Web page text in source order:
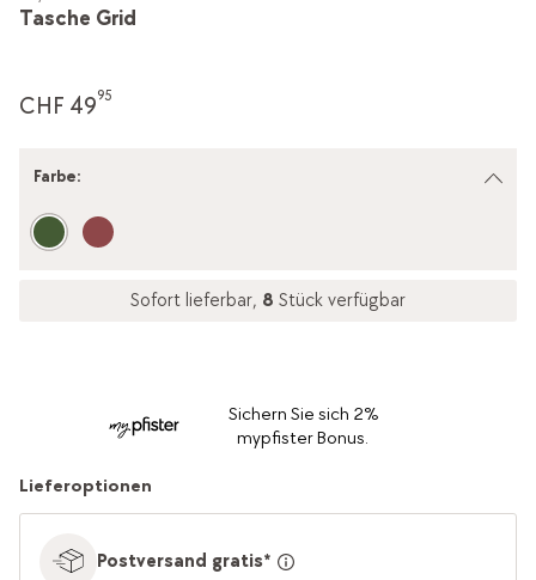
Tasche Grid
CHF 4995
Farbe:
Sofort lieferbar, 8 Stück verfügbar
Sichern Sie sich 2%
mypfister Bonus.
Lieferoptionen
Postversand gratis*